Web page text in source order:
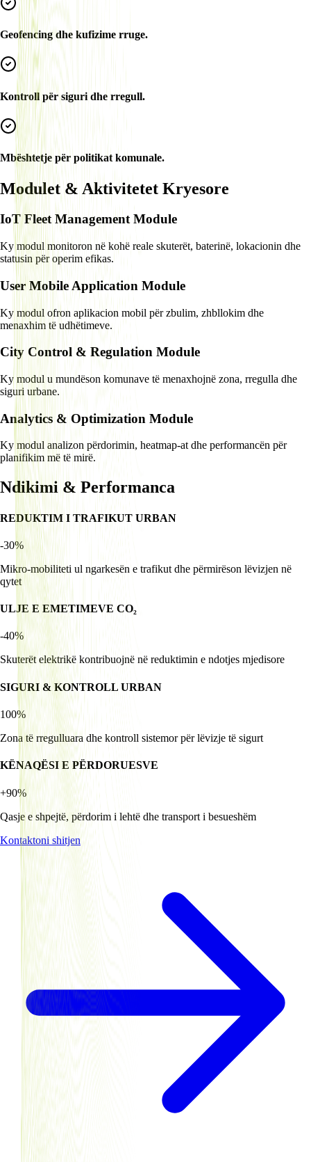
Geofencing dhe kufizime rruge.
Kontroll për siguri dhe rregull.
Mbështetje për politikat komunale.
Modulet & Aktivitetet Kryesore
IoT Fleet Management Module
Ky modul monitoron në kohë reale skuterët, baterinë, lokacionin dhe
statusin për operim efikas.
User Mobile Application Module
Ky modul ofron aplikacion mobil për zbulim, zhbllokim dhe
menaxhim të udhëtimeve.
City Control & Regulation Module
Ky modul u mundëson komunave të menaxhojnë zona, rregulla dhe
siguri urbane.
Analytics & Optimization Module
Ky modul analizon përdorimin, heatmap-at dhe performancën për
planifikim më të mirë.
Ndikimi & Performanca
REDUKTIM I TRAFIKUT URBAN
-30%
Mikro-mobiliteti ul ngarkesën e trafikut dhe përmirëson lëvizjen në
qytet
ULJE E EMETIMEVE CO₂
-40%
Skuterët elektrikë kontribuojnë në reduktimin e ndotjes mjedisore
SIGURI & KONTROLL URBAN
100%
Zona të rregulluara dhe kontroll sistemor për lëvizje të sigurt
KËNAQËSI E PËRDORUESVE
+90%
Qasje e shpejtë, përdorim i lehtë dhe transport i besueshëm
Kontaktoni shitjen